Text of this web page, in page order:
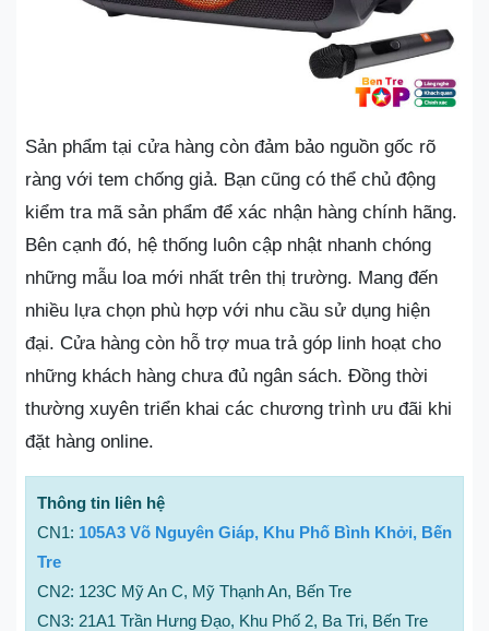
Sản phẩm tại cửa hàng còn đảm bảo nguồn gốc rõ
ràng với tem chống giả. Bạn cũng có thể chủ động
kiểm tra mã sản phẩm để xác nhận hàng chính hãng.
Bên cạnh đó, hệ thống luôn cập nhật nhanh chóng
những mẫu loa mới nhất trên thị trường. Mang đến
nhiều lựa chọn phù hợp với nhu cầu sử dụng hiện
đại. Cửa hàng còn hỗ trợ mua trả góp linh hoạt cho
những khách hàng chưa đủ ngân sách. Đồng thời
thường xuyên triển khai các chương trình ưu đãi khi
đặt hàng online.
Thông tin liên hệ
CN1: 105A3 Võ Nguyên Giáp, Khu Phố Bình Khởi, Bến
Tre
CN2: 123C Mỹ An C, Mỹ Thạnh An, Bến Tre
CN3: 21A1 Trần Hưng Đạo, Khu Phố 2, Ba Tri, Bến Tre